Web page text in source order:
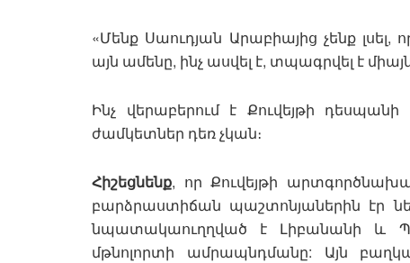
«Մենք Սաուդյան Արաբիայից չենք
այն ամենը, ինչ ասվել է, տպագրվել է
Ինչ վերաբերում է Քուվեյթի
ժամկետներ դեռ չկան։
Հիշեցնենք, որ Քուվեյթի
բարձրաստիճան պաշտոնյաներին էր
նպատակաուղղված է Լիբանանի և
մթնոլորտի ամրապնդմանը: Այն